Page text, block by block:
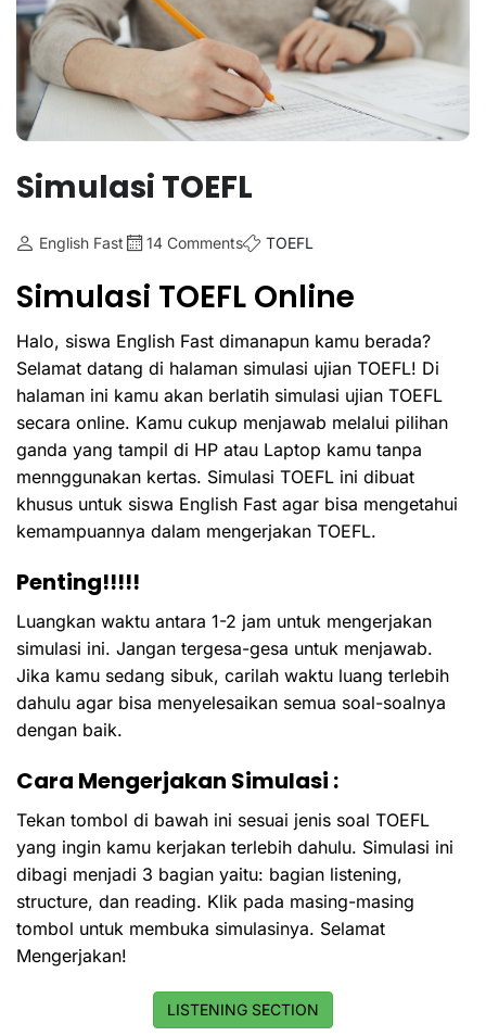
Simulasi TOEFL
English Fast 14 Comments TOEFL
Simulasi TOEFL Online
Halo, siswa English Fast dimanapun kamu berada?
Selamat datang di halaman simulasi ujian TOEFL! Di
halaman ini kamu akan berlatih simulasi ujian TOEFL
secara online. Kamu cukup menjawab melalui pilihan
ganda yang tampil di HP atau Laptop kamu tanpa
mennggunakan kertas. Simulasi TOEFL ini dibuat
khusus untuk siswa English Fast agar bisa mengetahui
kemampuannya dalam mengerjakan TOEFL.
Penting!!!!!
Luangkan waktu antara 1-2 jam untuk mengerjakan
simulasi ini. Jangan tergesa-gesa untuk menjawab.
Jika kamu sedang sibuk, carilah waktu luang terlebih
dahulu agar bisa menyelesaikan semua soal-soalnya
dengan baik.
Cara Mengerjakan Simulasi :
Tekan tombol di bawah ini sesuai jenis soal TOEFL
yang ingin kamu kerjakan terlebih dahulu. Simulasi ini
dibagi menjadi 3 bagian yaitu: bagian listening,
structure, dan reading. Klik pada masing-masing
tombol untuk membuka simulasinya. Selamat
Mengerjakan!
LISTENING SECTION